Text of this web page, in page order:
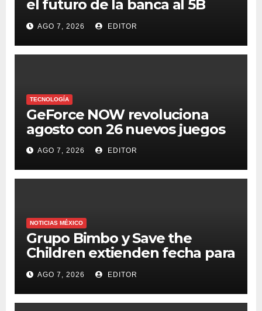
el futuro de la banca al 5B
Digital Summit 2026
AGO 7, 2026 EDITOR
TECNOLOGÍA
GeForce NOW revoluciona
agosto con 26 nuevos juegos
AGO 7, 2026 EDITOR
NOTICIAS MÉXICO
Grupo Bimbo y Save the
Children extienden fecha para
apoyar a damnificados de
Venezuela
AGO 7, 2026 EDITOR